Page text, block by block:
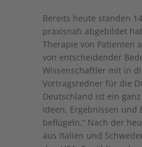
Bereits heute standen
praxisnah abgebildet
Therapie von Patienten
von entscheidender
Wissenschaftler mit in
Vortragsredner für die
Deutschland ist ein
Ideen, Ergebnissen
beflügeln.“ Nach der
aus Italien und